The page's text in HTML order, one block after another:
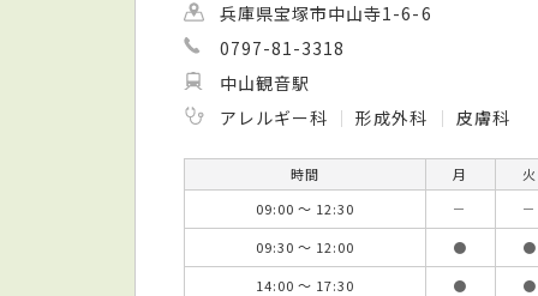
兵庫県宝塚市中山寺1-6-6
0797-81-3318
中山観音駅
アレルギー科
形成外科 皮膚科
時間 月 火
09:00 ～ 12:30
－ －
09:30 ～ 12:00
● ●
14:00 ～ 17:30
● ●